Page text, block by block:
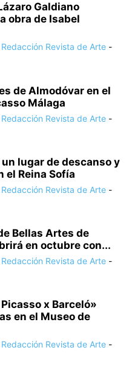
Galdiano
obra de Isabel
Redacción Revista de Arte -
de Almodóvar en el
Málaga
Redacción Revista de Arte -
lugar de descanso y
el Reina Sofía
Redacción Revista de Arte -
Bellas Artes de
en octubre con...
Redacción Revista de Arte -
x Barceló»
en el Museo de
Redacción Revista de Arte -